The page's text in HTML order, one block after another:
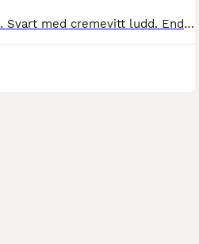
Kentucky dressyrgjord i sheepskin. Svart med cremevitt ludd. Endast testad, aldrig använd. Storlek 65 cm. Nypris: 1459kr. Säljes för 800kr frakten.